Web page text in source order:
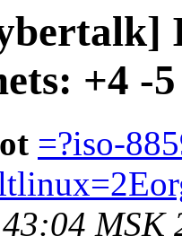
+4 -
=?iso-
MSK